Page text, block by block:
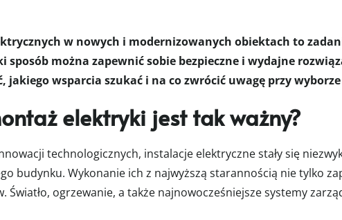
w nowych i modernizowanych obiektach to
sposób można zapewnić sobie bezpieczne i wydajne
jakiego wsparcia szukać i na co zwrócić uwagę przy
elektryki jest tak ważny?
technologicznych, instalacje elektryczne stały się
budynku. Wykonanie ich z najwyższą starannością nie tylko
Światło, ogrzewanie, a także najnowocześniejsze systemy